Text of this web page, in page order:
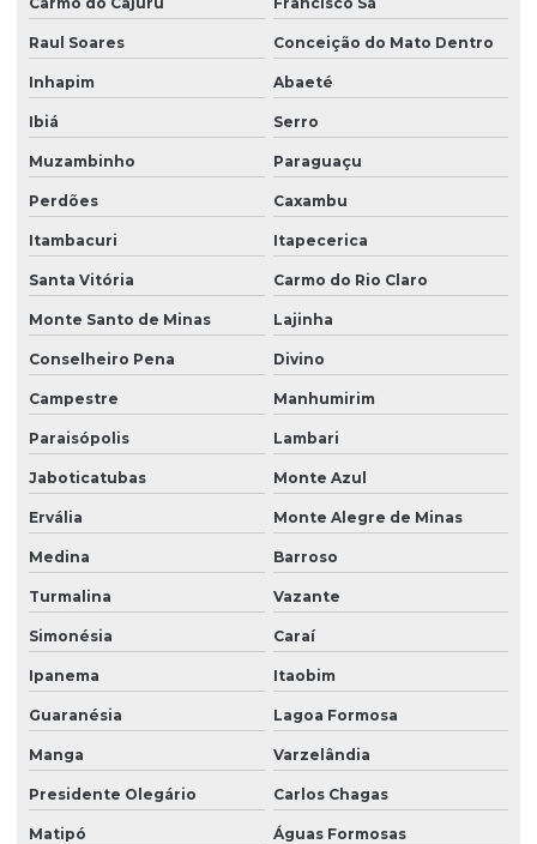
Raul Soares Conceição do Mato Dentro
Inhapim Abaeté
Ibiá Serro
Muzambinho Paraguaçu
Perdões Caxambu
Itambacuri Itapecerica
Santa Vitória Carmo do Rio Claro
Monte Santo de Minas Lajinha
Conselheiro Pena Divino
Campestre Manhumirim
Paraisópolis Lambari
Jaboticatubas Monte Azul
Ervália Monte Alegre de Minas
Medina Barroso
Turmalina Vazante
Simonésia Caraí
Ipanema Itaobim
Guaranésia Lagoa Formosa
Manga Varzelândia
Presidente Olegário Carlos Chagas
Matipó Águas Formosas